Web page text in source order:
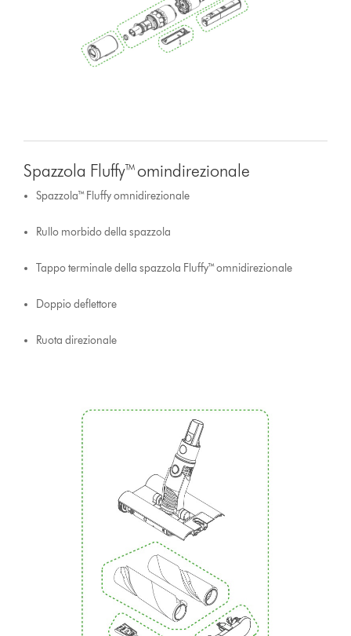
Spazzola Fluffy™ omindirezionale
Spazzola™ Fluffy omnidirezionale
Rullo morbido della spazzola
Tappo terminale della spazzola Fluffy™ omnidirezionale
Doppio deflettore
Ruota direzionale